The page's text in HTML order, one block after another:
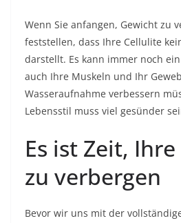
Wenn Sie anfangen, Gewicht zu
feststellen, dass Ihre Cellulite
darstellt. Es kann immer noch
auch Ihre Muskeln und Ihr
Wasseraufnahme verbessern
Lebensstil muss viel gesünder
Es ist Zeit,
zu verbergen
Bevor wir uns mit der